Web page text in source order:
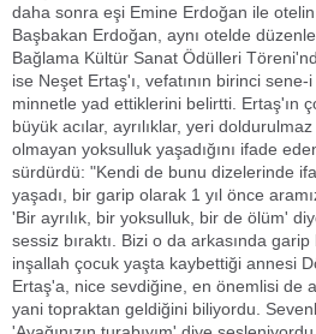
daha sonra eşi Emine Erdoğan ile otelin
Başbakan Erdoğan, aynı otelde
Bağlama Kültür Sanat Ödülleri
ise Neşet Ertaş'ı, vefatının birinci
minnetle yad ettiklerini belirtti. Ertaş'ın
büyük acılar, ayrılıklar, yeri
olmayan yoksulluk yaşadığını ifade
sürdürdü: "Kendi de bunu dizelerinde
yaşadı, bir garip olarak 1 yıl önce
'Bir ayrılık, bir yoksulluk, bir de ölüm'
sessiz bıraktı. Bizi o da arkasında garip
inşallah çocuk yaşta kaybettiği annesi
Ertaş'a, nice sevdiğine, en önemlisi de
yani topraktan geldiğini biliyordu.